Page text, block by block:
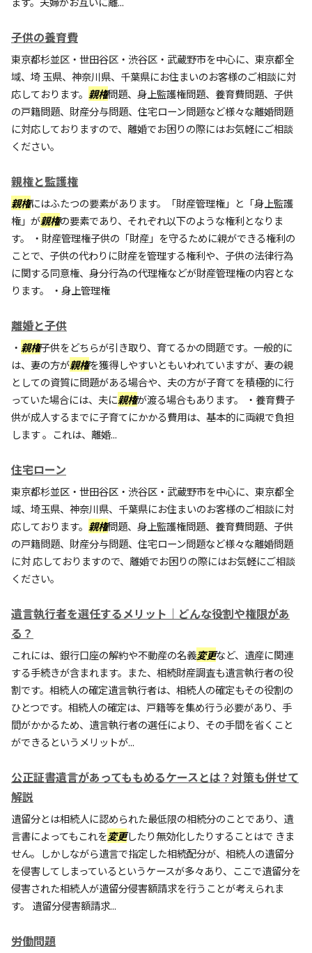
子供の養育費
東京都杉並区・世田谷区・渋谷区・武蔵野市を中心に、東京都全
域、埼 玉県、神奈川県、千葉県にお住まいのお客様のご相談に対
応しております。 親権問題、身上監護権問題、養育費問題、子供
の戸籍問題、財産分与問題、住宅ローン問題など様々な離婚問題
に対応しておりますので、離婚でお困りの際にはお気軽にご相談
ください。
親権と監護権
親権にはふたつの要素があります。「財産管理権」と「身上監護
権」が親権の要素であり、それぞれ以下のような権利となりま
す。 ・財産管理権子供の「財産」を守るために親ができる権利の
ことで、子供の代わりに財産を管理する権利や、子供の法律行為
に関する同意権、身分行為の代理権などが財産管理権の内容とな
ります。 ・身上管理権
離婚と子供
・ 親権子供をどちらが引き取り、育てるかの問題です。一般的に
は、妻の方が親権を獲得しやすいともいわれていますが、妻の親
としての資質に問題がある場合や、夫の方が子育てを積極的に行
っていた場合には、夫に親権が渡る場合もあります。 ・養育費子
供が成人するまでに子育てにかかる費用は、基本的に両親で負担
します 。これは、離婚...
住宅ローン
東京都杉並区・世田谷区・渋谷区・武蔵野市を中心に、東京都全
域、埼玉県、神奈川県、千葉県にお住まいのお客様のご相談に対
応しております。 親権問題、身上監護権問題、養育費問題、子供
の戸籍問題、財産分与問題、住宅ローン問題など様々な離婚問題
に対 応しておりますので、離婚でお困りの際にはお気軽にご相談
ください。
遺言執行者を選任するメリット｜どんな役割や権限があ
る？
これには、銀行口座の解約や不動産の名義変更など、遺産に関連
する手続きが含まれます。また、相続財産調査も遺言執行者の役
割です。相続人の確定遺言執行者は、相続人の確定もその役割の
ひとつです。相続人の確定は、戸籍等を集め行う必要があり、手
間がかかるため、遺言執行者の選任により、その手間を省くこと
ができるというメリットが...
公正証書遺言があってももめるケースとは？対策も併せて
解説
遺留分とは相続人に認められた最低限の相続分のことであり、遺
言書によってもこれを変更したり無効化したりすることはで きま
せん。しかしながら遺言で指定した相続配分が、相続人の遺留分
を侵害してしまっているというケースが多々あり、ここで遺留分を
侵害された相続人が遺留分侵害額請求を行うことが考えられま
す。 遺留分侵害額請求...
労働問題